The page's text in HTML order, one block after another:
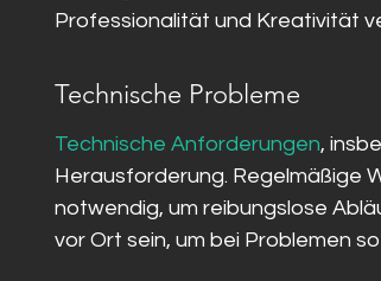
Professionalität und Kreativität
Technische Probleme
Technische Anforderungen,
Herausforderung. Regelmäßige
notwendig, um reibungslose
vor Ort sein, um bei Problemen